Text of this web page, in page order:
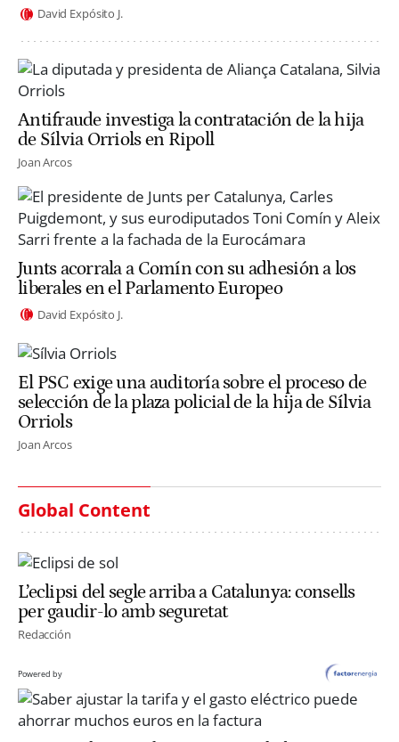
David Expósito J.
Antifraude investiga la contratación de la hija
de Sílvia Orriols en Ripoll
Joan Arcos
Junts acorrala a Comín con su adhesión a los
liberales en el Parlamento Europeo
David Expósito J.
El PSC exige una auditoría sobre el proceso de
selección de la plaza policial de la hija de Sílvia
Orriols
Joan Arcos
Global Content
L’eclipsi del segle arriba a Catalunya: consells
per gaudir-lo amb seguretat
Redacción
Powered by